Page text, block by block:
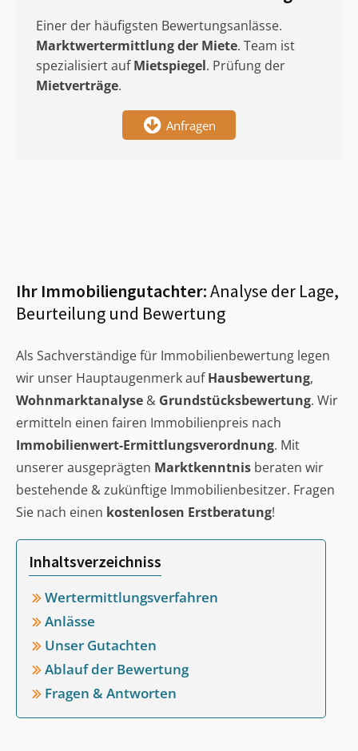
Einer der häufigsten Bewertungsanlässe.
Marktwertermittlungder Miete. Team ist
spezialisiert aufMietspiegel. Prüfung der
Mietverträge.
Anfragen
Ihr Immobiliengutachter:Analyse der Lage,
Beurteilung und Bewertung
Als Sachverständige für Immobilienbewertung legen
wir unser Hauptaugenmerk aufHausbewertung,
Wohnmarktanalyse & Grundstücksbewertung. Wir
ermitteln einen fairen Immobilienpreis nach
Immobilienwert-Ermittlungsverordnung. Mit
unserer ausgeprägten Marktkenntnis beraten wir
bestehende & zukünftige Immobilienbesitzer. Fragen
Sie nach einen kostenlosen Erstberatung!
Inhaltsverzeichniss
Wertermittlungsverfahren
Anlässe
Unser Gutachten
Ablauf der Bewertung
Fragen & Antworten